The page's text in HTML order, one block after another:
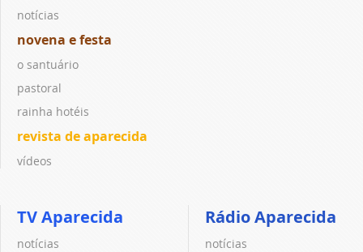
notícias
novena e festa
o santuário
pastoral
rainha hotéis
revista de aparecida
vídeos
TV Aparecida
notícias
Rádio Aparecida
notícias